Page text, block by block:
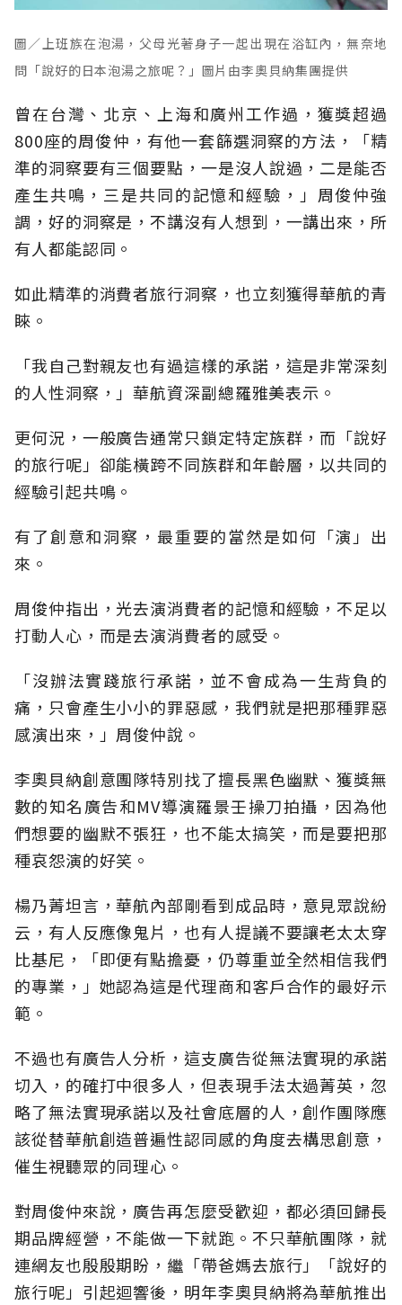
圖／上班族在泡湯， 父母光著身子一起出現在浴缸內，無奈地
問「說好的日本泡湯之旅呢？」圖片由李奧貝納集團提供
曾在台灣、北京、上海和廣州工作過，獲獎超過
800座的周俊仲，有他一套篩選洞察的方法，「精
準的洞察要有三個要點，一是沒人說過，二是能否
產生共鳴，三是共同的記憶和經驗，」周俊仲強
調，好的洞察是，不講沒有人想到，一講出來，所
有人都能認同。
如此精準的消費者旅行洞察，也立刻獲得華航的青
睞。
「我自己對親友也有過這樣的承諾，這是非常深刻
的人性洞察，」華航資深副總羅雅美表示。
更何況，一般廣告通常只鎖定特定族群，而「說好
的旅行呢」卻能橫跨不同族群和年齡層，以共同的
經驗引起共鳴。
有了創意和洞察，最重要的當然是如何「演」出
來。
周俊仲指出，光去演消費者的記憶和經驗，不足以
打動人心，而是去演消費者的感受。
「沒辦法實踐旅行承諾，並不會成為一生背負的
痛，只會產生小小的罪惡感，我們就是把那種罪惡
感演出來，」周俊仲說。
李奧貝納創意團隊特別找了擅長黑色幽默、獲獎無
數的知名廣告和MV導演羅景壬操刀拍攝，因為他
們想要的幽默不張狂，也不能太搞笑，而是要把那
種哀怨演的好笑。
楊乃菁坦言，華航內部剛看到成品時，意見眾說紛
云，有人反應像鬼片，也有人提議不要讓老太太穿
比基尼，「即便有點擔憂，仍尊重並全然相信我們
的專業，」她認為這是代理商和客戶合作的最好示
範。
不過也有廣告人分析，這支廣告從無法實現的承諾
切入，的確打中很多人，但表現手法太過菁英，忽
略了無法實現承諾以及社會底層的人，創作團隊應
該從替華航創造普遍性認同感的角度去構思創意，
催生視聽眾的同理心。
對周俊仲來說，廣告再怎麼受歡迎，都必須回歸長
期品牌經營，不能做一下就跑。不只華航團隊，就
連網友也殷殷期盼，繼「帶爸媽去旅行」「說好的
旅行呢」引起迴響後，明年李奧貝納將為華航推出